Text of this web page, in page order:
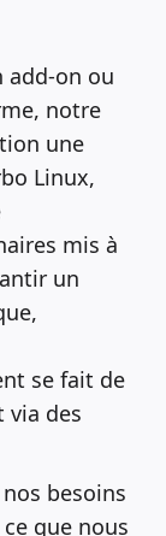
add-on ou
notre
une
Linux,
mis à
un
se fait de
via des
besoins
que nous